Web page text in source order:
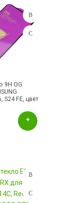
ТЦ АСТРУМ
9H OG
S24 FE, цвет